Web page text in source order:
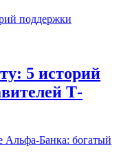
5 историй
Т-